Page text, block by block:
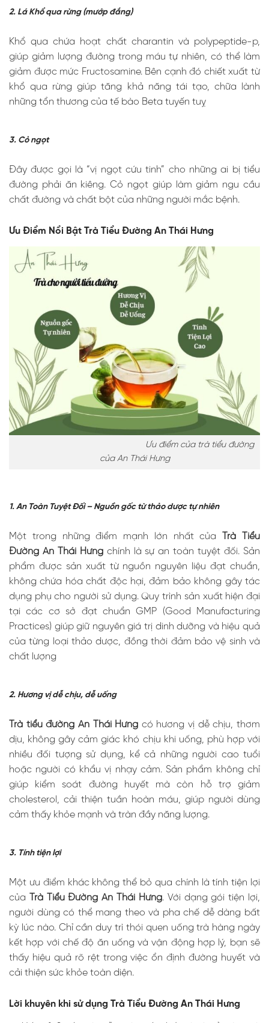
2. Lá Khổ qua rừng (mướp đắng)
Khổ qua chứa hoạt chất charantin và polypeptide-p,
giúp giảm lượng đường trong máu tự nhiên, có thể làm
giảm được mức Fructosamine. Bên cạnh đó chiết xuất từ
khổ qua rừng giúp tăng khả năng tái tạo, chữa lành
những tổn thương của tế bào Beta tuyến tuỵ
3. Cỏ ngọt
Đây được gọi là “vị ngọt cứu tinh” cho những ai bị tiểu
đường phải ăn kiêng. Cỏ ngọt giúp làm giảm ngu cầu
chất đường và chất bột của những người mắc bệnh.
Ưu Điểm Nổi Bật Trà Tiểu Đường An Thái Hưng
Ưu điểm của trà tiểu đường
của An Thái Hưng
1. An Toàn Tuyệt Đối – Nguồn gốc từ thảo dược tự nhiên
Một trong những điểm mạnh lớn nhất của
Trà Tiểu
Đường An Thái Hưngchính là sự an toàn tuyệt đối. Sản
phẩm được sản xuất từ nguồn nguyên liệu đạt chuẩn,
không chứa hóa chất độc hại, đảm bảo không gây tác
dụng phụ cho người sử dụng. Quy trình sản xuất hiện đại
tại các cơ sở đạt chuẩn GMP (Good Manufacturing
Practices) giúp giữ nguyên giá trị dinh dưỡng và hiệu quả
của từng loại thảo dược, đồng thời đảm bảo vệ sinh và
chất lượng
2. Hương vị dễ chịu, dễ uống
Trà tiểu đường An Thái Hưng có hương vị dễ chịu, thơm
dịu, không gây cảm giác khó chịu khi uống, phù hợp với
nhiều đối tượng sử dụng, kể cả những người cao tuổi
hoặc người có khẩu vị nhạy cảm. Sản phẩm không chỉ
giúp kiểm soát đường huyết mà còn hỗ trợ giảm
cholesterol, cải thiện tuần hoàn máu, giúp người dùng
cảm thấy khỏe mạnh và tràn đầy năng lượng.
3. Tính tiện lợi
Một ưu điểm khác không thể bỏ qua chính là tính tiện lợi
của
Trà Tiểu Đường An Thái Hưng. Với dạng gói tiện lợi,
người dùng có thể mang theo và pha chế dễ dàng bất
kỳ lúc nào. Chỉ cần duy trì thói quen uống trà hàng ngày
kết hợp với chế độ ăn uống và vận động hợp lý, bạn sẽ
thấy hiệu quả rõ rệt trong việc ổn định đường huyết và
cải thiện sức khỏe toàn diện.
Lời khuyên khi sử dụng Trà Tiểu Đường An Thái Hưng